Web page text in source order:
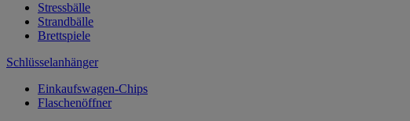
Stressbälle
Strandbälle
Brettspiele
Schlüsselanhänger
Einkaufswagen-Chips
Flaschenöffner